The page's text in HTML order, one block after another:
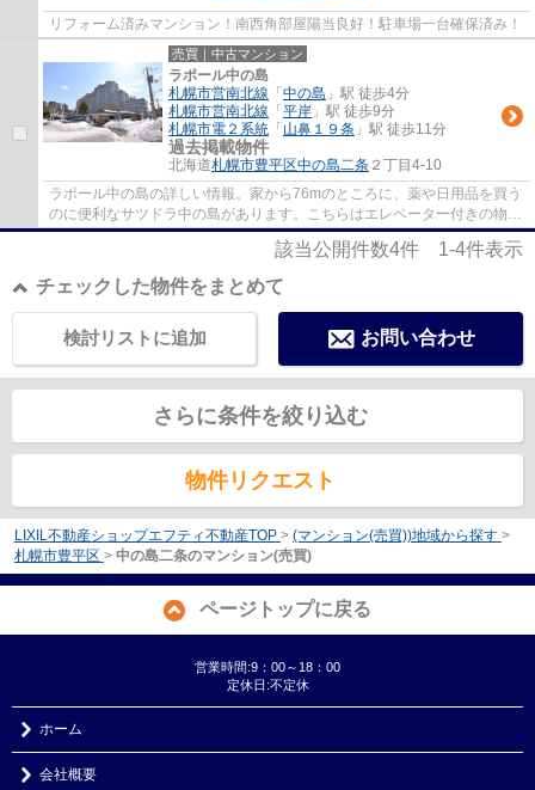
リフォーム済みマンション！南西角部屋陽当良好！駐車場一台確保済み！
売買｜中古マンション
ラポール中の島
札幌市営南北線 「 中の島 」駅 徒歩4分
札幌市営南北線 「 平岸 」駅 徒歩9分
札幌市電２系統 「 山鼻１９条 」駅 徒歩11分
過去掲載物件
北海道札幌市豊平区中の島二条 ２丁目4-10
ラポール中の島の詳しい情報。家から76mのところに、薬や日用品を買う
のに便利なサツドラ中の島があります。こちらはエレベーター付きの物件
です。15階建てのオススメの建物がコチラで...
該当公開件数4件 1-4件表示
チェックした物件をまとめて
お問い合わせ
検討リストに追加
さらに条件を絞り込む
物件リクエスト
LIXIL不動産ショップエフティ不動産TOP > (マンション(売買))地域から探す >
札幌市豊平区 > 中の島二条のマンション(売買)
ページトップに戻る
営業時間:9：00～18：00
定休日:不定休
ホーム
会社概要